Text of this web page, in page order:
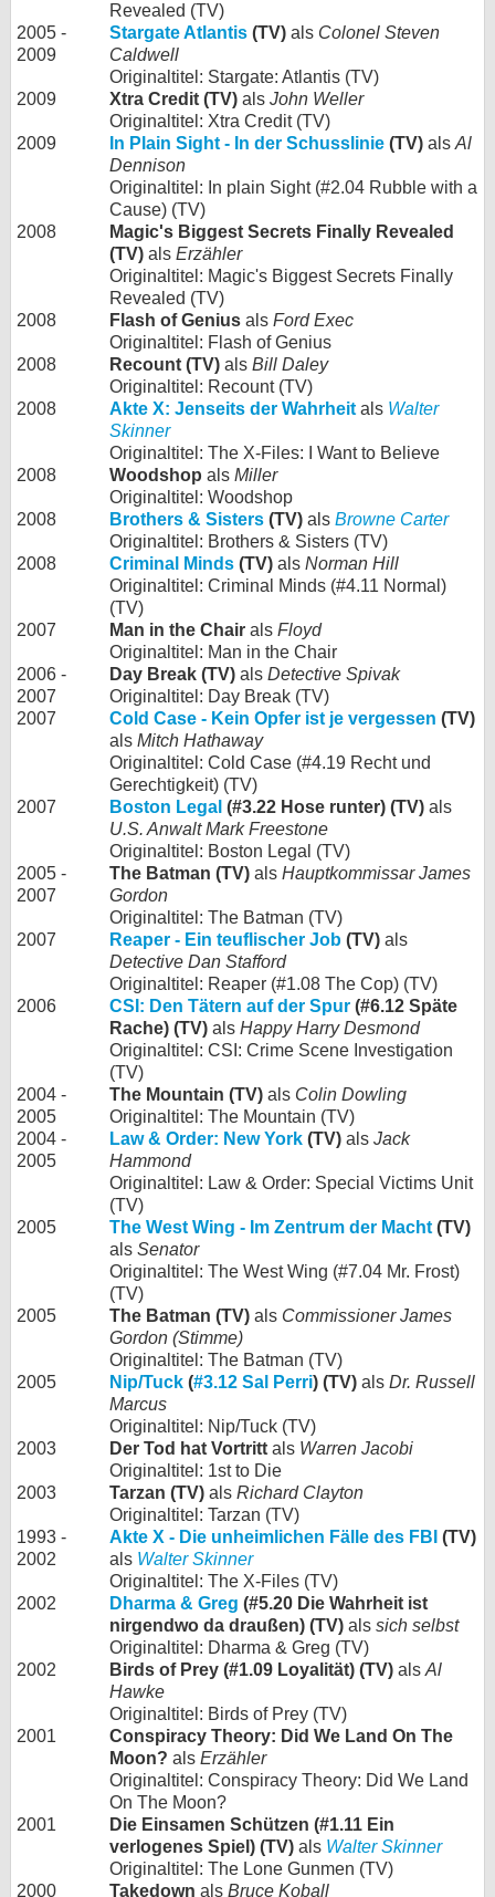
Revealed (TV)
2005 -
2009
Stargate Atlantis (TV) als Colonel Steven
Caldwell
Originaltitel: Stargate: Atlantis (TV)
2009
Xtra Credit (TV) als John Weller
Originaltitel: Xtra Credit (TV)
2009
In Plain Sight - In der Schusslinie (TV) als Al
Dennison
Originaltitel: In plain Sight (#2.04 Rubble with a
Cause) (TV)
2008
Magic's Biggest Secrets Finally Revealed
(TV) als Erzähler
Originaltitel: Magic's Biggest Secrets Finally
Revealed (TV)
2008
Flash of Genius als Ford Exec
Originaltitel: Flash of Genius
2008
Recount (TV) als Bill Daley
Originaltitel: Recount (TV)
2008
Akte X: Jenseits der Wahrheit als Walter
Skinner
Originaltitel: The X-Files: I Want to Believe
2008
Woodshop als Miller
Originaltitel: Woodshop
2008
Brothers & Sisters (TV) als Browne Carter
Originaltitel: Brothers & Sisters (TV)
2008
Criminal Minds (TV) als Norman Hill
Originaltitel: Criminal Minds (#4.11 Normal)
(TV)
2007
Man in the Chair als Floyd
Originaltitel: Man in the Chair
2006 -
2007
Day Break (TV) als Detective Spivak
Originaltitel: Day Break (TV)
2007
Cold Case - Kein Opfer ist je vergessen (TV)
als Mitch Hathaway
Originaltitel: Cold Case (#4.19 Recht und
Gerechtigkeit) (TV)
2007
Boston Legal (#3.22 Hose runter) (TV) als
U.S. Anwalt Mark Freestone
Originaltitel: Boston Legal (TV)
2005 -
2007
The Batman (TV) als Hauptkommissar James
Gordon
Originaltitel: The Batman (TV)
2007
Reaper - Ein teuflischer Job (TV) als
Detective Dan Stafford
Originaltitel: Reaper (#1.08 The Cop) (TV)
2006
CSI: Den Tätern auf der Spur (#6.12 Späte
Rache) (TV) als Happy Harry Desmond
Originaltitel: CSI: Crime Scene Investigation
(TV)
2004 -
2005
The Mountain (TV) als Colin Dowling
Originaltitel: The Mountain (TV)
2004 -
2005
Law & Order: New York (TV) als Jack
Hammond
Originaltitel: Law & Order: Special Victims Unit
(TV)
2005
The West Wing - Im Zentrum der Macht (TV)
als Senator
Originaltitel: The West Wing (#7.04 Mr. Frost)
(TV)
2005
The Batman (TV) als Commissioner James
Gordon (Stimme)
Originaltitel: The Batman (TV)
2005
Nip/Tuck (#3.12 Sal Perri) (TV) als Dr. Russell
Marcus
Originaltitel: Nip/Tuck (TV)
2003
Der Tod hat Vortritt als Warren Jacobi
Originaltitel: 1st to Die
2003
Tarzan (TV) als Richard Clayton
Originaltitel: Tarzan (TV)
1993 -
2002
Akte X - Die unheimlichen Fälle des FBI (TV)
als Walter Skinner
Originaltitel: The X-Files (TV)
2002
Dharma & Greg (#5.20 Die Wahrheit ist
nirgendwo da draußen) (TV) als sich selbst
Originaltitel: Dharma & Greg (TV)
2002
Birds of Prey (#1.09 Loyalität) (TV) als Al
Hawke
Originaltitel: Birds of Prey (TV)
2001
Conspiracy Theory: Did We Land On The
Moon? als Erzähler
Originaltitel: Conspiracy Theory: Did We Land
On The Moon?
2001
Die Einsamen Schützen (#1.11 Ein
verlogenes Spiel) (TV) als Walter Skinner
Originaltitel: The Lone Gunmen (TV)
2000
Takedown als Bruce Koball